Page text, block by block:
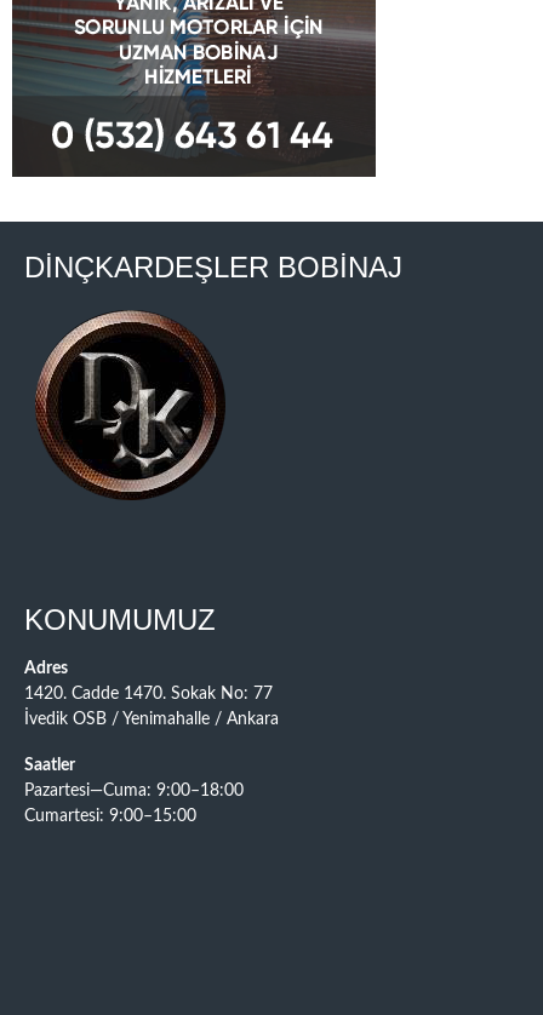
DİNÇKARDEŞLER BOBİNAJ
KONUMUMUZ
Adres
1420. Cadde 1470. Sokak No: 77
İvedik OSB / Yenimahalle / Ankara
Saatler
Pazartesi—Cuma: 9:00–18:00
Cumartesi: 9:00–15:00